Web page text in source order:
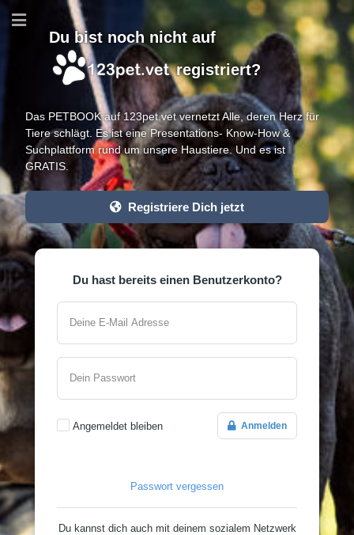
Du bist noch nicht auf
registriert?
Das PETBOOK auf 123pet.vet vernetzt Alle, deren Herz für
Tiere schlägt. Es ist eine Presentations- Know-How &
Suchplattform rund um unsere Haustiere. Und es ist
GRATIS.
Registriere Dich jetzt
Du hast bereits einen Benutzerkonto?
Deine E-Mail Adresse
Dein Passwort
Angemeldet bleiben Anmelden
Passwort vergessen
Du kannst dich auch mit deinem sozialem Netzwerk